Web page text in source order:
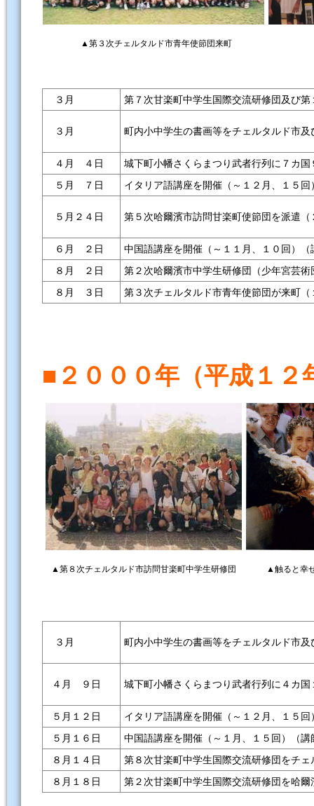
▲第３次チェルタルド市青年使節団来町
３月 第７次甘楽町中学生国際交流研修団及び
３月 町内小中学生の書画等をチェルタルド市及
４月 ４日
城下町小幡さくらまつり武者行列に７カ
５月 ７日
イタリア語講座を開催（～１２月、１５
５月２４日 第５次哈爾濱市訪問甘楽町使節団を派遣
６月 ２日
中国語講座を開催（～１１月、１０回）
８月 ２日
第２次哈爾濱市中学生研修団（少年宮芸
８月 ３日
第３次チェルタルド市青年使節団が来町
■２０００年（平成１２
▲第８次チェルタルド市訪問甘楽町中学生研修団 ▲触ると幸
３月 町内小中学生の書画等をチェルタルド市及
４月 ９日 城下町小幡さくらまつり武者行列に４カ
５月１２日
イタリア語講座を開催（～１２月、１５
５月１６日
中国語講座を開催（～１月、１５回）（
８月１４日
第８次甘楽町中学生国際交流研修団をチ
８月１８日
第２次甘楽町中学生国際交流研修団を哈